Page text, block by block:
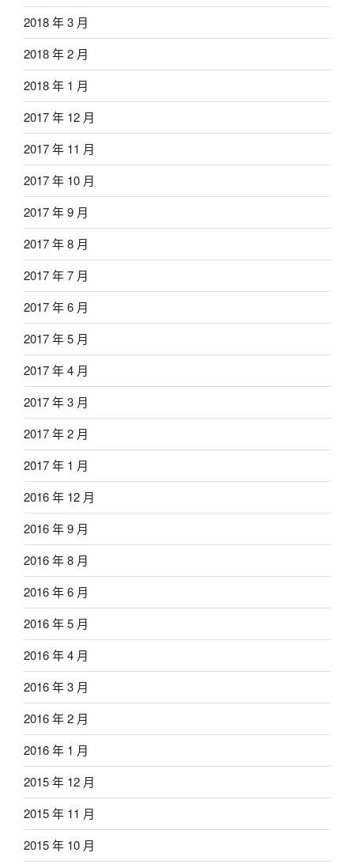
2018 年 3 月
2018 年 2 月
2018 年 1 月
2017 年 12 月
2017 年 11 月
2017 年 10 月
2017 年 9 月
2017 年 8 月
2017 年 7 月
2017 年 6 月
2017 年 5 月
2017 年 4 月
2017 年 3 月
2017 年 2 月
2017 年 1 月
2016 年 12 月
2016 年 9 月
2016 年 8 月
2016 年 6 月
2016 年 5 月
2016 年 4 月
2016 年 3 月
2016 年 2 月
2016 年 1 月
2015 年 12 月
2015 年 11 月
2015 年 10 月